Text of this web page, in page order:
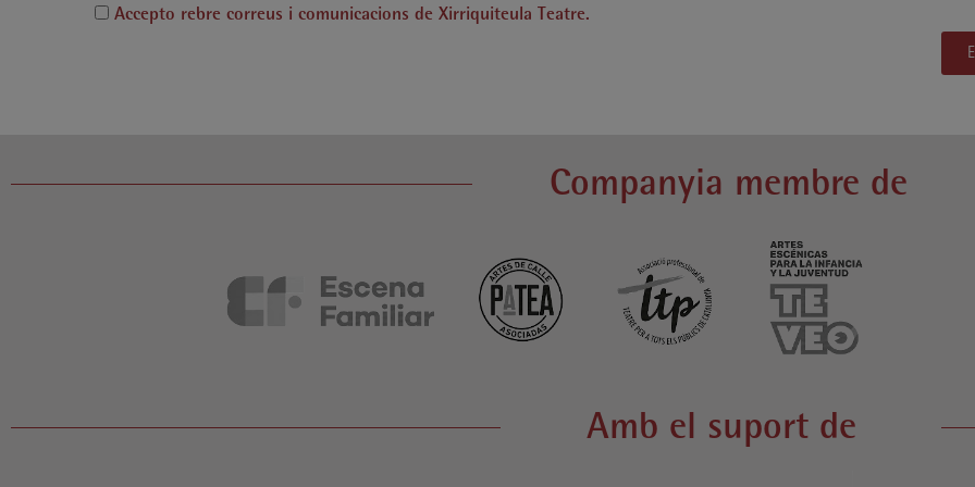
Accepto rebre correus i comunicacions de Xirriquiteula Teatre.
Companyia membre de
Amb el suport de